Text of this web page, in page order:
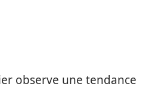
observe une tendance